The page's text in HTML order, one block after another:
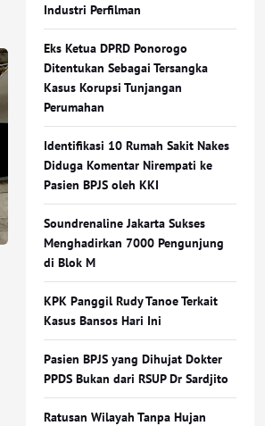
Industri Perfilman
Eks Ketua DPRD Ponorogo
Ditentukan Sebagai Tersangka
Kasus Korupsi Tunjangan
Perumahan
Identifikasi 10 Rumah Sakit Nakes
Diduga Komentar Nirempati ke
Pasien BPJS oleh KKI
Soundrenaline Jakarta Sukses
Menghadirkan 7000 Pengunjung
di Blok M
KPK Panggil Rudy Tanoe Terkait
Kasus Bansos Hari Ini
Pasien BPJS yang Dihujat Dokter
PPDS Bukan dari RSUP Dr Sardjito
Ratusan Wilayah Tanpa Hujan